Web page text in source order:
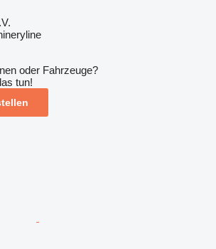
oder Fahrzeuge?
tun!